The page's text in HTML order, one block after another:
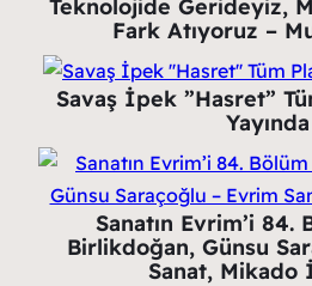
Teknolojide Gerideyiz,
Fark Atıyoruz –
Savaş İpek ”Hasret”
Yayında
Sanatın Evrim’i 84.
Birlikdoğan, Günsu
Sanat, Mikado